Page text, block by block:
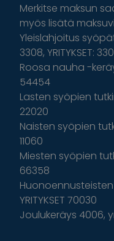
Merkitse maksun
myös lisätä
Yleislahjoitus
3308, YRITYKSET:
Roosa nauha -
54454
Lasten syöpien
22020
Naisten syöpien
11060
Miesten syöpien
66358
YRITYKSET 70030
Joulukeräys 4006,